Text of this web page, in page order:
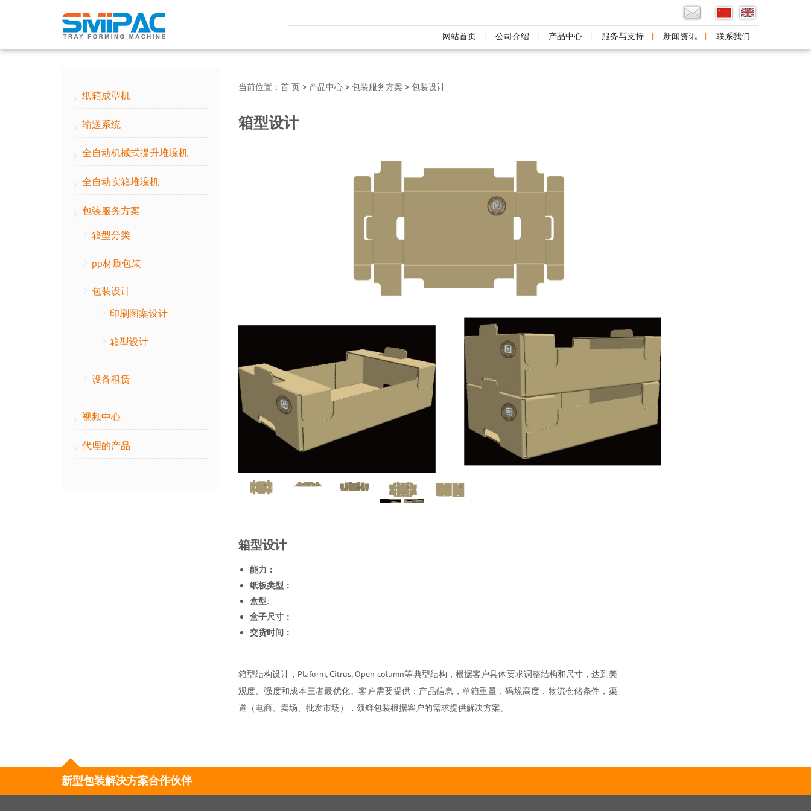
网站首页 公司介绍 产品中心 服务与支持 新闻资讯 联系我们
纸箱成型机
输送系统
全自动机械式提升堆垛机
全自动实箱堆垛机
包装服务方案
箱型分类
pp材质包装
包装设计
印刷图案设计
箱型设计
设备租赁
视频中心
代理的产品
当前位置： 首 页> 产品中心> 包装服务方案 > 包装设计
箱型设计
箱型设计
能力：
纸板类型：
盒型:
盒子尺寸：
交货时间：
箱型结构设计，Plaform, Citrus, Open column等典型结构，根据客户具体要求调整结构和尺寸，达到美
观度、强度和成本三者最优化。客户需要提供：产品信息，单箱重量，码垛高度，物流仓储条件，渠
道（电商、卖场、批发市场），领鲜包装根据客户的需求提供解决方案。
新型包装解决方案合作伙伴